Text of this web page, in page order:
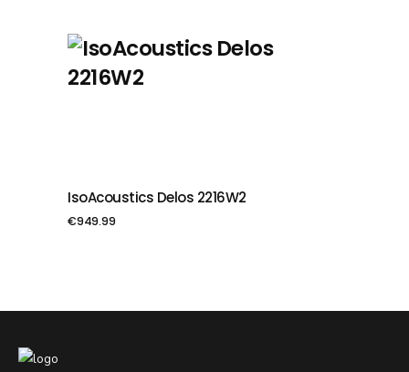
PIEVIENOT GROZAM
IsoAcoustics Delos 2216W2
€949.99